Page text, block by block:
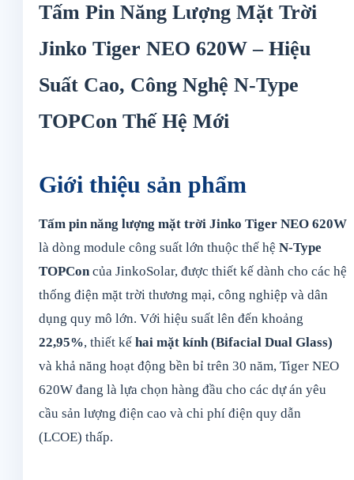
NEO
số
lượng
Tấm Pin Năng Lượng Mặt Trời
Jinko Tiger NEO 620W – Hiệu
Suất Cao, Công Nghệ N-Type
TOPCon Thế Hệ Mới
Giới thiệu sản phẩm
Tấm pin năng lượng mặt trời Jinko Tiger NEO 620W
là dòng module công suất lớn thuộc thế hệ N-Type
TOPConcủa JinkoSolar, được thiết kế dành cho các hệ
thống điện mặt trời thương mại, công nghiệp và dân
dụng quy mô lớn. Với hiệu suất lên đến khoảng
22,95%, thiết kế hai mặt kính (Bifacial Dual Glass)
và khả năng hoạt động bền bỉ trên 30 năm, Tiger NEO
620W đang là lựa chọn hàng đầu cho các dự án yêu
cầu sản lượng điện cao và chi phí điện quy dẫn
(LCOE) thấp.